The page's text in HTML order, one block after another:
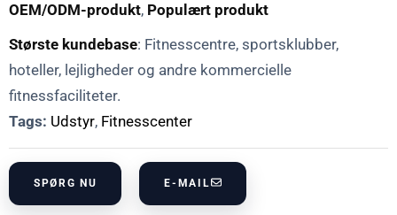
OEM/ODM-produkt, Populært produkt
Største kundebase: Fitnesscentre, sportsklubber,
hoteller, lejligheder og andre kommercielle
fitnessfaciliteter.
Tags: Udstyr, Fitnesscenter
SPØRG NU E-MAIL